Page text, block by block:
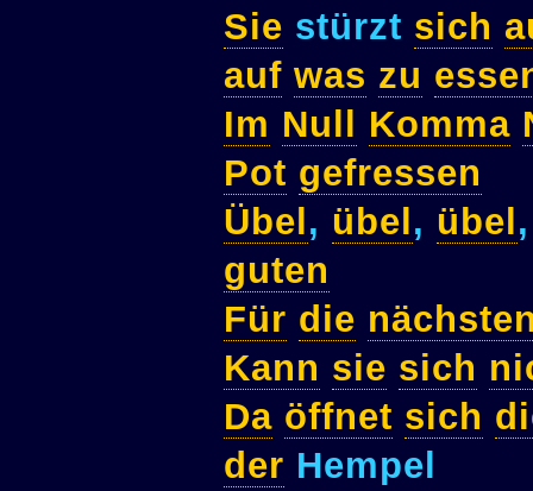
Sie stürzt sich
auf was zu
Im Null Komma
Pot gefressen
Übel , übel , übel
guten
Für die
Kann sie sich
Da öffnet sich
der Hempel